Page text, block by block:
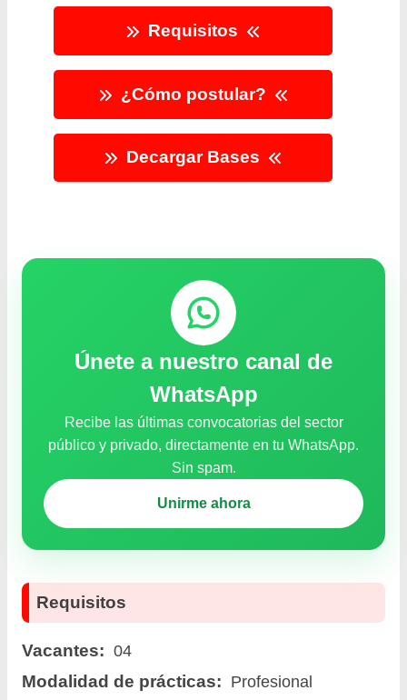
Requisitos
¿Cómo postular?
Decargar Bases
Únete a nuestro canal de
WhatsApp
Recibe las últimas convocatorias del sector
público y privado, directamente en tu WhatsApp.
Sin spam.
Unirme ahora
Requisitos
Vacantes: 04
Modalidad de prácticas: Profesional